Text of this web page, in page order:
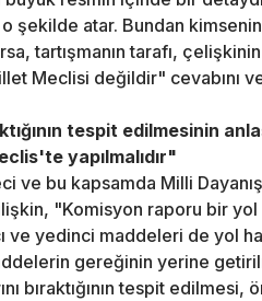
şekilde atar. Bundan
tartışmanın tarafı, çelişkinin
Meclisi değildir" cevabını
tespit edilmesinin
yapılmalıdır"
ve bu kapsamda Milli
"Komisyon raporu bir yol
ve yedinci maddeleri de yol
gereğinin yerine
bıraktığının tespit edilmesi,